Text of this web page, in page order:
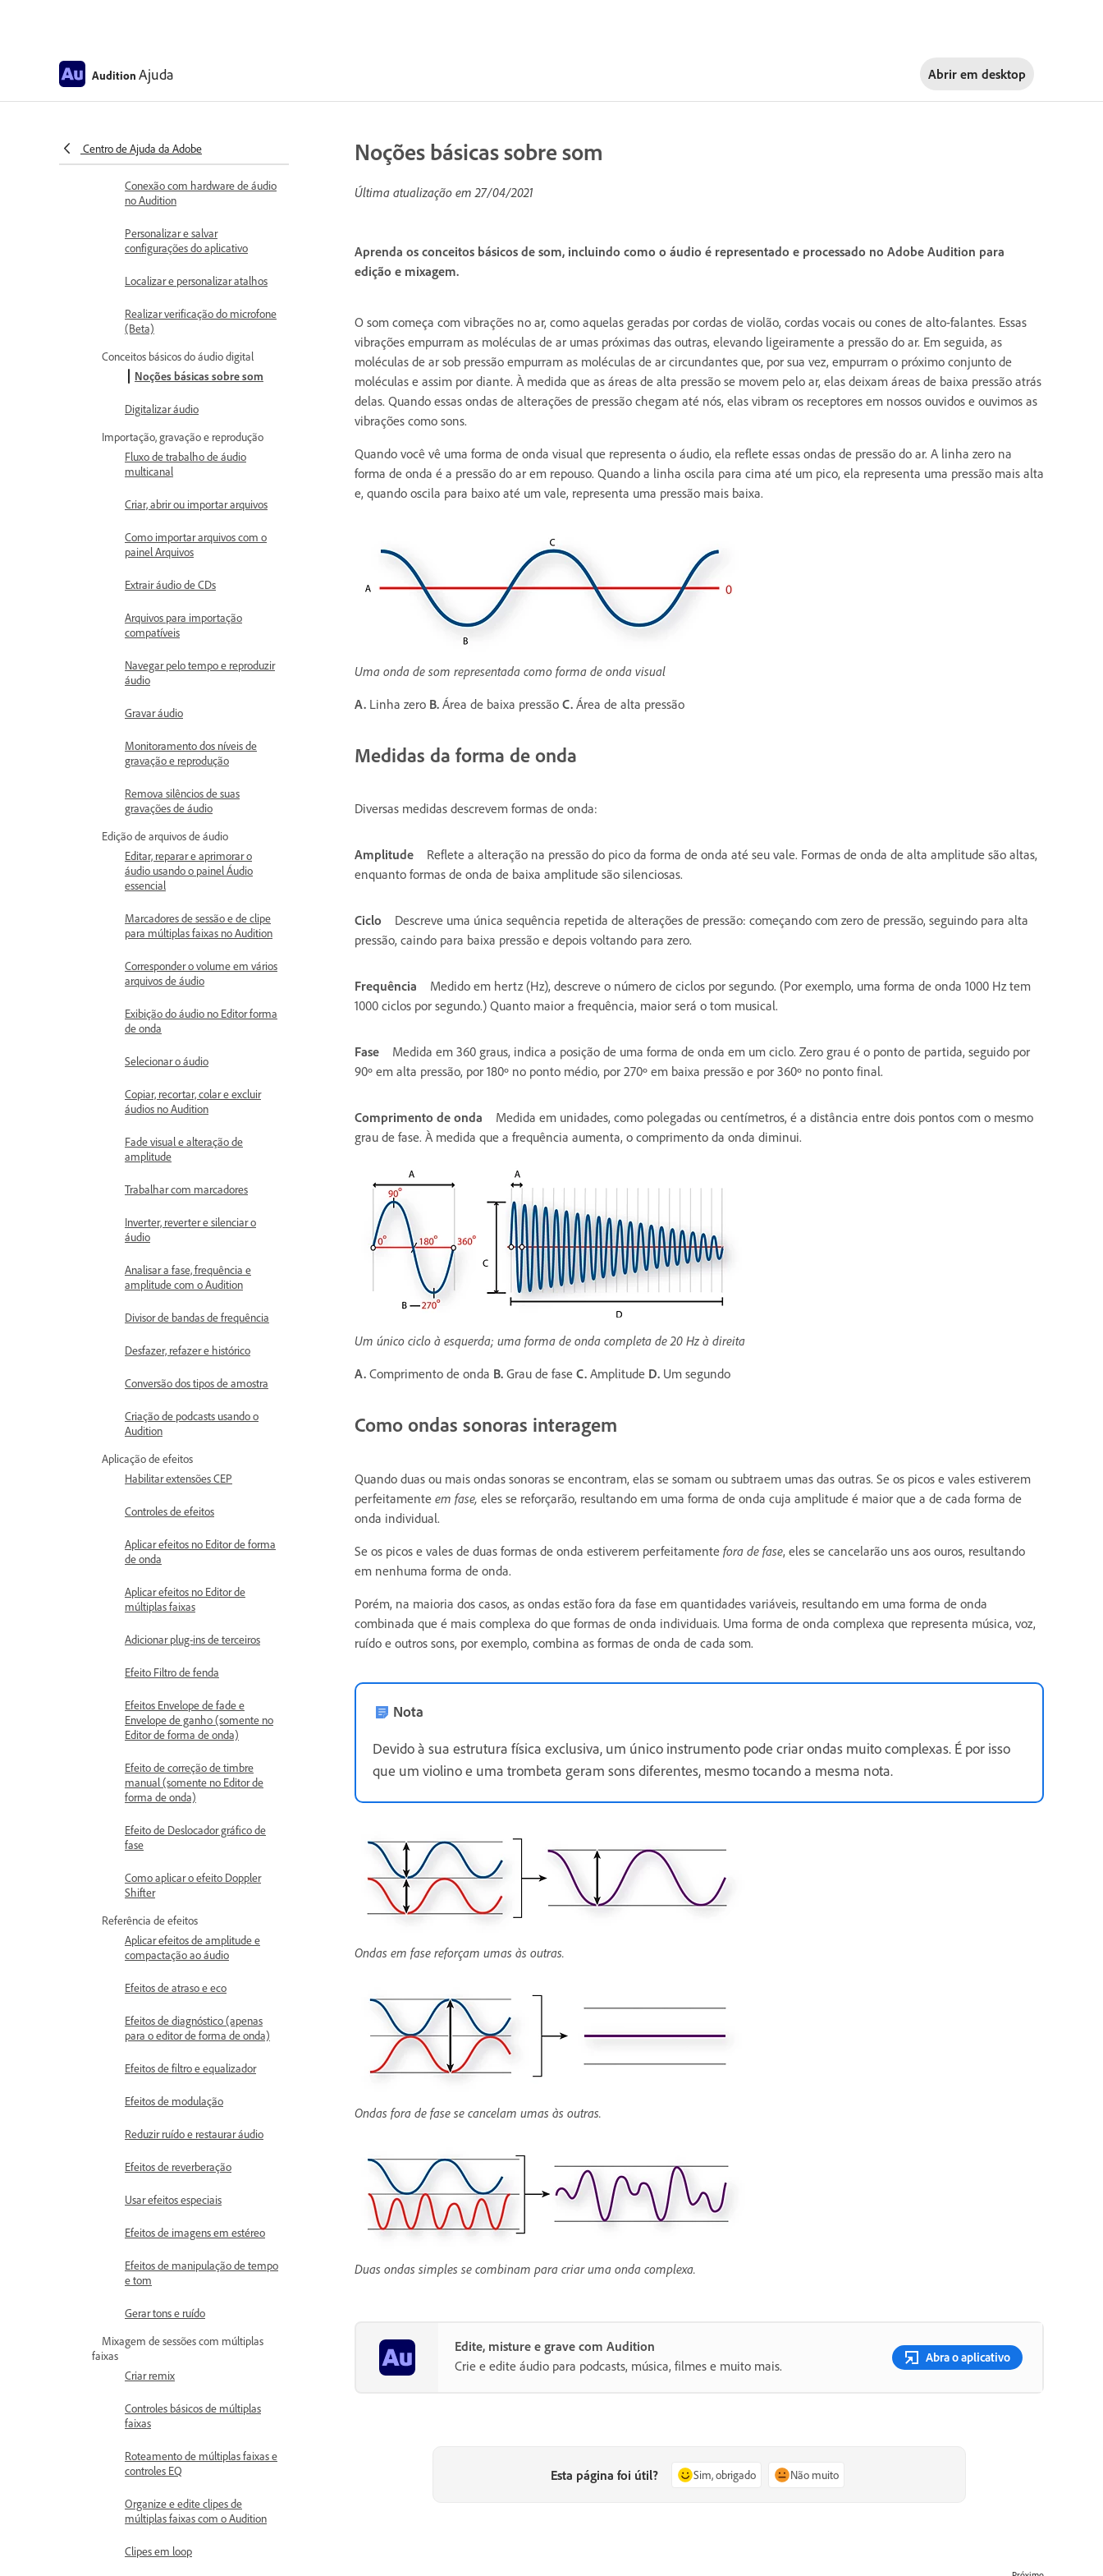
Audition Ajuda Abrir em desktop
Centro de Ajuda da Adobe
Suporte à superfície de controle
Visualização, zoom e navegação
Personalizar espaços de trabalho
Conexão com hardware de áudio
no Audition
Personalizar e salvar
configurações do aplicativo
Localizar e personalizar atalhos
Realizar verificação do microfone
(Beta)
Conceitos básicos do áudio digital
Noções básicas sobre som
Digitalizar áudio
Importação, gravação e reprodução
Fluxo de trabalho de áudio
multicanal
Criar, abrir ou importar arquivos
Como importar arquivos com o
painel Arquivos
Extrair áudio de CDs
Arquivos para importação
compatíveis
Navegar pelo tempo e reproduzir
áudio
Gravar áudio
Monitoramento dos níveis de
gravação e reprodução
Remova silêncios de suas
gravações de áudio
Edição de arquivos de áudio
Editar, reparar e aprimorar o
áudio usando o painel Áudio
essencial
Marcadores de sessão e de clipe
para múltiplas faixas no Audition
Corresponder o volume em vários
arquivos de áudio
Exibição do áudio no Editor forma
de onda
Selecionar o áudio
Copiar, recortar, colar e excluir
áudios no Audition
Fade visual e alteração de
amplitude
Trabalhar com marcadores
Inverter, reverter e silenciar o
áudio
Analisar a fase, frequência e
amplitude com o Audition
Divisor de bandas de frequência
Desfazer, refazer e histórico
Conversão dos tipos de amostra
Criação de podcasts usando o
Audition
Aplicação de efeitos
Habilitar extensões CEP
Controles de efeitos
Aplicar efeitos no Editor de forma
de onda
Aplicar efeitos no Editor de
múltiplas faixas
Adicionar plug-ins de terceiros
Efeito Filtro de fenda
Efeitos Envelope de fade e
Envelope de ganho (somente no
Editor de forma de onda)
Efeito de correção de timbre
manual (somente no Editor de
forma de onda)
Efeito de Deslocador gráfico de
fase
Como aplicar o efeito Doppler
Shifter
Referência de efeitos
Aplicar efeitos de amplitude e
compactação ao áudio
Efeitos de atraso e eco
Efeitos de diagnóstico (apenas
para o editor de forma de onda)
Efeitos de filtro e equalizador
Efeitos de modulação
Reduzir ruído e restaurar áudio
Efeitos de reverberação
Usar efeitos especiais
Efeitos de imagens em estéreo
Efeitos de manipulação de tempo
e tom
Gerar tons e ruído
Mixagem de sessões com múltiplas
faixas
Criar remix
Controles básicos de múltiplas
faixas
Roteamento de múltiplas faixas e
controles EQ
Organize e edite clipes de
múltiplas faixas com o Audition
Clipes em loop
Noções básicas sobre som
Última atualização em27/04/2021
Aprenda os conceitos básicos de som, incluindo como o áudio é representado e processado no Adobe Audition para
edição e mixagem.
O som começa com vibrações no ar, como aquelas geradas por cordas de violão, cordas vocais ou cones de alto-falantes. Essas
vibrações empurram as moléculas de ar umas próximas das outras, elevando ligeiramente a pressão do ar. Em seguida, as
moléculas de ar sob pressão empurram as moléculas de ar circundantes que, por sua vez, empurram o próximo conjunto de
moléculas e assim por diante. À medida que as áreas de alta pressão se movem pelo ar, elas deixam áreas de baixa pressão atrás
delas. Quando essas ondas de alterações de pressão chegam até nós, elas vibram os receptores em nossos ouvidos e ouvimos as
vibrações como sons.
Quando você vê uma forma de onda visual que representa o áudio, ela reflete essas ondas de pressão do ar. A linha zero na
forma de onda é a pressão do ar em repouso. Quando a linha oscila para cima até um pico, ela representa uma pressão mais alta
e, quando oscila para baixo até um vale, representa uma pressão mais baixa.
Uma onda de som representada como forma de onda visual
A. Linha zero B. Área de baixa pressão C. Área de alta pressão
Medidas da forma de onda
Diversas medidas descrevem formas de onda:
Amplitude
Reflete a alteração na pressão do pico da forma de onda até seu vale. Formas de onda de alta amplitude são altas,
enquanto formas de onda de baixa amplitude são silenciosas.
Ciclo
Descreve uma única sequência repetida de alterações de pressão: começando com zero de pressão, seguindo para alta
pressão, caindo para baixa pressão e depois voltando para zero.
Frequência
Medido em hertz (Hz), descreve o número de ciclos por segundo. (Por exemplo, uma forma de onda 1000 Hz tem
1000 ciclos por segundo.) Quanto maior a frequência, maior será o tom musical.
Fase
Medida em 360 graus, indica a posição de uma forma de onda em um ciclo. Zero grau é o ponto de partida, seguido por
90º em alta pressão, por 180º no ponto médio, por 270º em baixa pressão e por 360º no ponto final.
Comprimento de onda
Medida em unidades, como polegadas ou centímetros, é a distância entre dois pontos com o mesmo
grau de fase. À medida que a frequência aumenta, o comprimento da onda diminui.
Um único ciclo à esquerda; uma forma de onda completa de 20 Hz à direita
A. Comprimento de onda B. Grau de fase C. Amplitude D. Um segundo
Como ondas sonoras interagem
Quando duas ou mais ondas sonoras se encontram, elas se somam ou subtraem umas das outras. Se os picos e vales estiverem
perfeitamente em fase, eles se reforçarão, resultando em uma forma de onda cuja amplitude é maior que a de cada forma de
onda individual.
Se os picos e vales de duas formas de onda estiverem perfeitamente fora de fase, eles se cancelarão uns aos ouros, resultando
em nenhuma forma de onda.
Porém, na maioria dos casos, as ondas estão fora da fase em quantidades variáveis, resultando em uma forma de onda
combinada que é mais complexa do que formas de onda individuais. Uma forma de onda complexa que representa música, voz,
ruído e outros sons, por exemplo, combina as formas de onda de cada som.
Nota
Devido à sua estrutura física exclusiva, um único instrumento pode criar ondas muito complexas. É por isso
que um violino e uma trombeta geram sons diferentes, mesmo tocando a mesma nota.
Ondas em fase reforçam umas às outras.
Ondas fora de fase se cancelam umas às outras.
Duas ondas simples se combinam para criar uma onda complexa.
Edite, misture e grave com Audition
Crie e edite áudio para podcasts, música, filmes e muito mais.
Abra o aplicativo
Esta página foi útil? Sim, obrigado Não muito